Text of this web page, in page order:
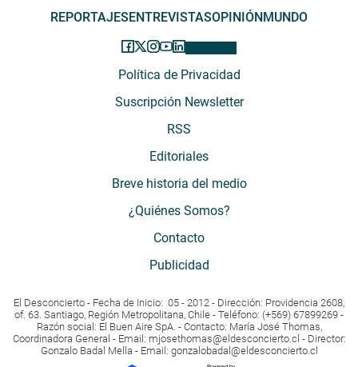
REPORTAJES ENTREVISTASOPINIÓN MUNDO
Política de Privacidad
Suscripción Newsletter
RSS
Editoriales
Breve historia del medio
¿Quiénes Somos?
Contacto
Publicidad
El Desconcierto - Fecha de Inicio: 05 - 2012 - Dirección: Providencia 2608,
of. 63. Santiago, Región Metropolitana, Chile - Teléfono: (+569) 67899269 -
Razón social: El Buen Aire SpA. - Contacto: María José Thomas,
Coordinadora General - Email: mjosethomas@eldesconcierto.cl - Director:
Gonzalo Badal Mella - Email: gonzalobadal@eldesconcierto.cl